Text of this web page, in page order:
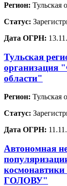
Регион: Тульская
Статус:
Дата ОГРН:
Тульская
организация
области"
Регион: Тульская
Статус:
Дата ОГРН:
Автономная
ГОЛОВУ"